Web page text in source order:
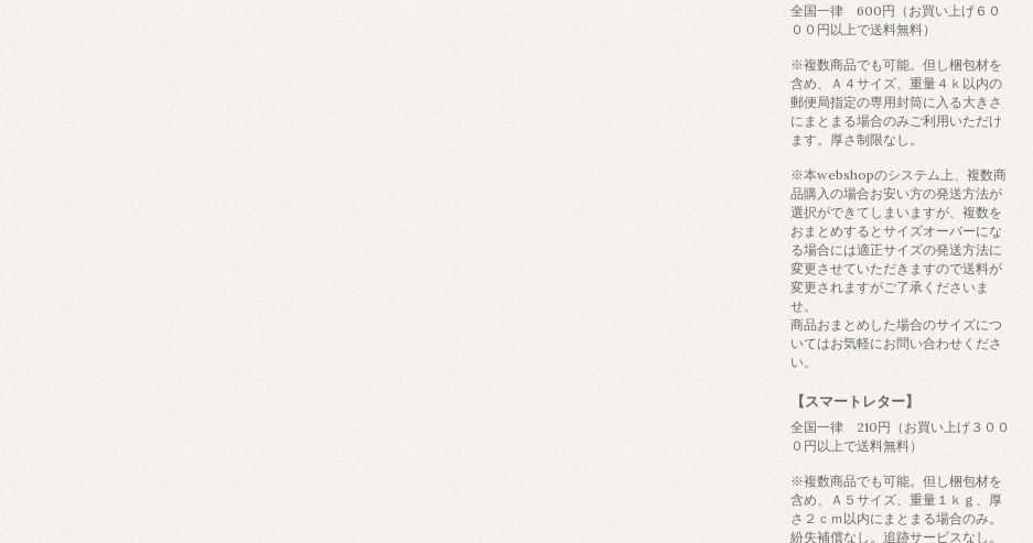
全国一律 600円（お買い上げ６０
００円以上で送料無料）
※複数商品でも可能。但し梱包材を
含め、Ａ４サイズ、重量４ｋ以内の
郵便局指定の専用封筒に入る大きさ
にまとまる場合のみご利用いただけ
ます。厚さ制限なし。
※本webshopのシステム上、複数商
品購入の場合お安い方の発送方法が
選択ができてしまいますが、複数を
おまとめするとサイズオーバーにな
る場合には適正サイズの発送方法に
変更させていただきますので送料が
変更されますがご了承くださいま
せ。
商品おまとめした場合のサイズにつ
いてはお気軽にお問い合わせくださ
い。
【スマートレター】
全国一律 210円（お買い上げ３００
０円以上で送料無料）
※複数商品でも可能。但し梱包材を
含め、Ａ５サイズ、重量１ｋｇ、厚
さ２ｃｍ以内にまとまる場合のみ。
紛失補償なし。追跡サービスなし。